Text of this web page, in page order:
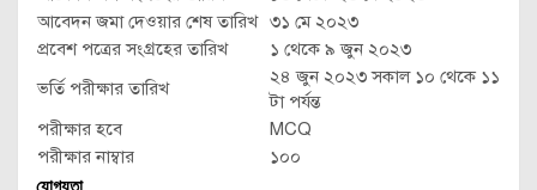
আবেদন জমা দেওয়ার শেষ তারিখ ৩১ মে ২০২৩
প্রবেশ পত্রের সংগ্রহের তারিখ
১ থেকে ৯ জুন ২০২৩
ভর্তি পরীক্ষার তারিখ
২৪ জুন ২০২৩ সকাল ১০ থেকে ১১
টা পর্যন্ত
পরীক্ষার হবে
MCQ
পরীক্ষার নাম্বার
১০০